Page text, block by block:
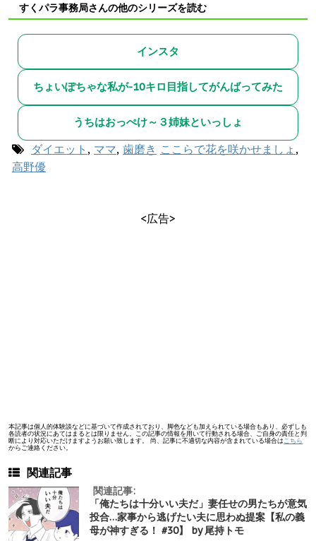
すくパラ事務局さんの他のシリーズを読む
インスタ
ちょいぽちゃな私が-10キロ目指してがんばってみた
うちはおっぺけ～３姉妹といっしょ
ダイエット , ママ, 歯磨き ここらで花を咲かせましょ ,
高野優
<広告>
本記事は個人的体験談などに基づいて作成されており、脚色なども加えられている場合もあり、必ずしも
各読者の状況にあてはまるとは限りません。この記事の情報を用いて行動される場合、ご自身の責任と判
断により対応いただけますようお願い致します。 尚、記事に不適切な内容が含まれている場合は こちら
からご連絡ください。
関連記事
関連記事:
「俺たちは十分いい夫だ」妻任せの男たちが意気
投合…家事から逃げたい夫に思わぬ提案【私の義
母が神すぎる！ #30】 by 尾持トモ